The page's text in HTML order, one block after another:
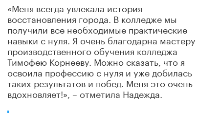
«Меня всегда увлекала история
восстановления города. В колледже мы
получили все необходимые практические
навыки с нуля. Я очень благодарна мастеру
производственного обучения колледжа
Тимофею Корнееву. Можно сказать, что я
освоила профессию с нуля и уже добилась
таких результатов и побед. Меня это очень
вдохновляет!», – отметила Надежда.